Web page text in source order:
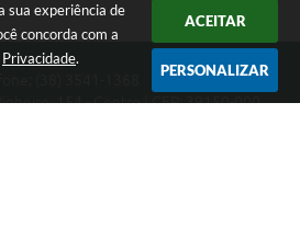
sua experiência de
concorda com a
Privacidade.
ACEITAR
PERSONALIZAR
154 - Centro | CEP: 39150-000